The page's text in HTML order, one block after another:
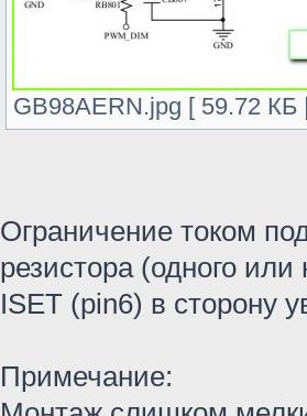
GB98AERN.jpg [ 59.72
Ограничение током
резистора (одного
ISET (pin6) в сторону
Примечание: